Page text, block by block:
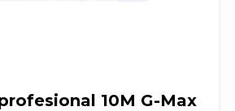
10M G-Max